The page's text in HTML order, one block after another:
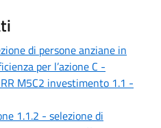
di persone anziane in
per l’azione C -
M5C2 investimento 1.1 -
1.1.2 - selezione di